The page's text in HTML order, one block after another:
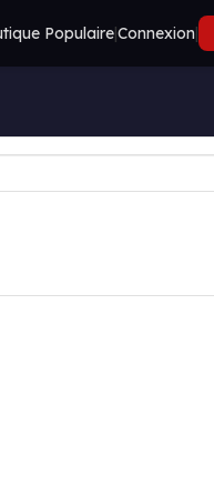
Populaire|Connexion|